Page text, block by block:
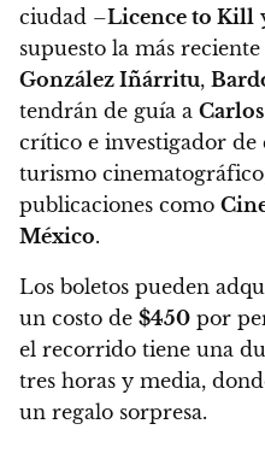
ciudad –Licence to Kill
supuesto la más
González Iñárritu,
tendrán de guía a
crítico e investigador de
turismo
publicaciones como
México.
Los boletos pueden
un costo de $450 por
el recorrido tiene una
tres horas y media,
un regalo sorpresa.